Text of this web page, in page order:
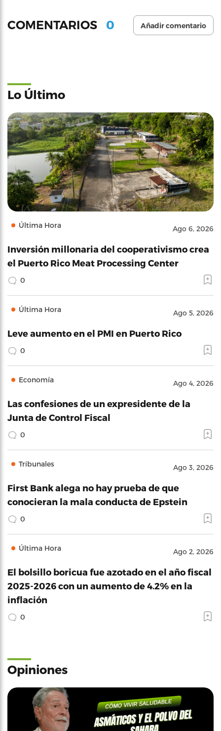
COMENTARIOS 0 Añadir comentario
Lo Último
Última Hora Ago 6, 2026
Inversión millonaria del cooperativismo crea
el Puerto Rico Meat Processing Center
0
Última Hora Ago 5, 2026
Leve aumento en el PMI en Puerto Rico
0
Economía Ago 4, 2026
Las confesiones de un expresidente de la
Junta de Control Fiscal
0
Tribunales Ago 3, 2026
First Bank alega no hay prueba de que
conocieran la mala conducta de Epstein
0
Última Hora Ago 2, 2026
El bolsillo boricua fue azotado en el año fiscal
2025-2026 con un aumento de 4.2% en la
inflación
0
Opiniones